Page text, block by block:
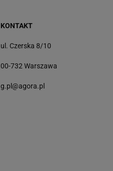
KONTAKT
ul. Czerska 8/10
00-732 Warszawa
g.pl@agora.pl